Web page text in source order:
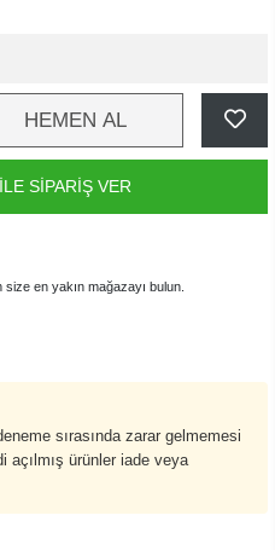
HEMEN AL
SİPARİŞ VER
en yakın mağazayı bulun.
sırasında zarar gelmemesi
açılmış ürünler iade veya